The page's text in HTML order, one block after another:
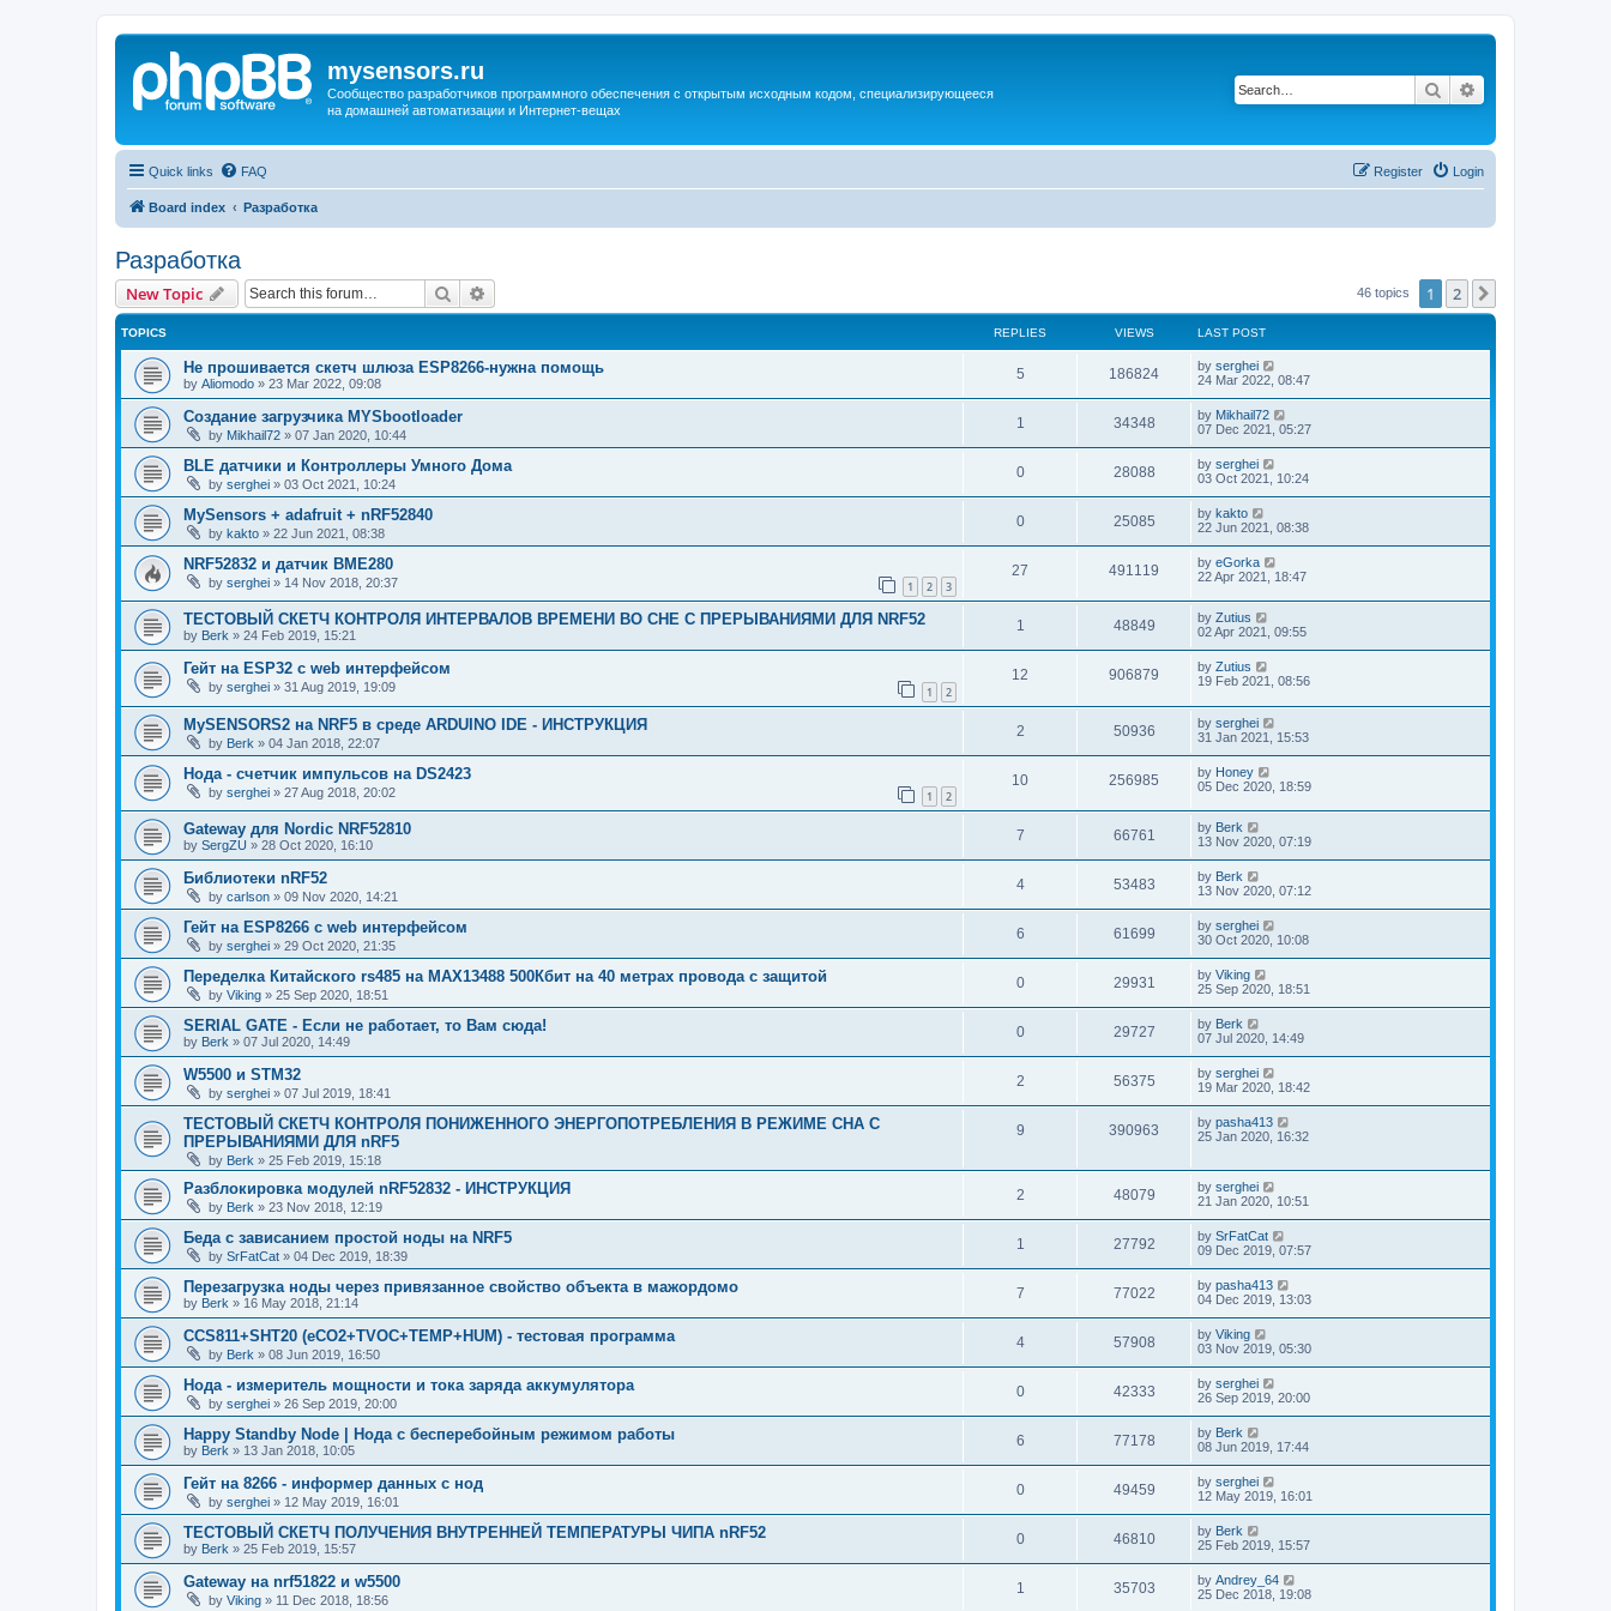
mysensors.ru
Сообщество разработчиков программного обеспечения с открытым исходным кодом, специализирующееся
на домашней автоматизации и Интернет-вещах
Search
Quick links FAQ Login
Register
Board index Разработка
Разработка
New Topic Search 46 topics 1 2
TOPICS REPLIES VIEWS LAST POST
Не прошивается скетч шлюза ESP8266-нужна помощь
by Aliomodo » 23 Mar 2022, 09:08
5 186824 by serghei
24 Mar 2022, 08:47
Создание загрузчика MYSbootloader
by Mikhail72 » 07 Jan 2020, 10:44
1 34348 by Mikhail72
07 Dec 2021, 05:27
BLE датчики и Контроллеры Умного Дома
by serghei » 03 Oct 2021, 10:24
0 28088 by serghei
03 Oct 2021, 10:24
MySensors + adafruit + nRF52840
by kakto » 22 Jun 2021, 08:38
0 25085 by kakto
22 Jun 2021, 08:38
NRF52832 и датчик BME280
by serghei » 14 Nov 2018, 20:37 1 2 3
27 491119 by eGorka
22 Apr 2021, 18:47
ТЕСТОВЫЙ СКЕТЧ КОНТРОЛЯ ИНТЕРВАЛОВ ВРЕМЕНИ ВО СНЕ С ПРЕРЫВАНИЯМИ ДЛЯ NRF52
by Berk » 24 Feb 2019, 15:21
1 48849 by Zutius
02 Apr 2021, 09:55
Гейт на ESP32 с web интерфейсом
by serghei » 31 Aug 2019, 19:09 1 2
12 906879 by Zutius
19 Feb 2021, 08:56
MySENSORS2 на NRF5 в среде ARDUINO IDE - ИНСТРУКЦИЯ
by Berk » 04 Jan 2018, 22:07
2 50936 by serghei
31 Jan 2021, 15:53
Нода - счетчик импульсов на DS2423
by serghei » 27 Aug 2018, 20:02 1 2
10 256985 by Honey
05 Dec 2020, 18:59
Gateway для Nordic NRF52810
by SergZU » 28 Oct 2020, 16:10
7 66761 by Berk
13 Nov 2020, 07:19
Библиотеки nRF52
by carlson » 09 Nov 2020, 14:21
4 53483 by Berk
13 Nov 2020, 07:12
Гейт на ESP8266 с web интерфейсом
by serghei » 29 Oct 2020, 21:35
6 61699 by serghei
30 Oct 2020, 10:08
Переделка Китайского rs485 на MAX13488 500Кбит на 40 метрах провода с защитой
by Viking » 25 Sep 2020, 18:51
0 29931 by Viking
25 Sep 2020, 18:51
SERIAL GATE - Если не работает, то Вам сюда!
by Berk » 07 Jul 2020, 14:49
0 29727 by Berk
07 Jul 2020, 14:49
W5500 и STM32
by serghei » 07 Jul 2019, 18:41
2 56375 by serghei
19 Mar 2020, 18:42
ТЕСТОВЫЙ СКЕТЧ КОНТРОЛЯ ПОНИЖЕННОГО ЭНЕРГОПОТРЕБЛЕНИЯ В РЕЖИМЕ СНА С
ПРЕРЫВАНИЯМИ ДЛЯ nRF5
by Berk » 25 Feb 2019, 15:18
9 390963 by pasha413
25 Jan 2020, 16:32
Разблокировка модулей nRF52832 - ИНСТРУКЦИЯ
by Berk » 23 Nov 2018, 12:19
2 48079 by serghei
21 Jan 2020, 10:51
Беда с зависанием простой ноды на NRF5
by SrFatCat » 04 Dec 2019, 18:39
1 27792 by SrFatCat
09 Dec 2019, 07:57
Перезагрузка ноды через привязанное свойство объекта в мажордомо
by Berk » 16 May 2018, 21:14
7 77022 by pasha413
04 Dec 2019, 13:03
CCS811+SHT20 (eCO2+TVOC+TEMP+HUM) - тестовая программа
by Berk » 08 Jun 2019, 16:50
4 57908 by Viking
03 Nov 2019, 05:30
Нода - измеритель мощности и тока заряда аккумулятора
by serghei » 26 Sep 2019, 20:00
0 42333 by serghei
26 Sep 2019, 20:00
Happy Standby Node | Нода с бесперебойным режимом работы
by Berk » 13 Jan 2018, 10:05
6 77178 by Berk
08 Jun 2019, 17:44
Гейт на 8266 - информер данных с нод
by serghei » 12 May 2019, 16:01
0 49459 by serghei
12 May 2019, 16:01
ТЕСТОВЫЙ СКЕТЧ ПОЛУЧЕНИЯ ВНУТРЕННЕЙ ТЕМПЕРАТУРЫ ЧИПА nRF52
by Berk » 25 Feb 2019, 15:57
0 46810 by Berk
25 Feb 2019, 15:57
Gateway на nrf51822 и w5500
by Viking » 11 Dec 2018, 18:56
1 35703 by Andrey_64
25 Dec 2018, 19:08